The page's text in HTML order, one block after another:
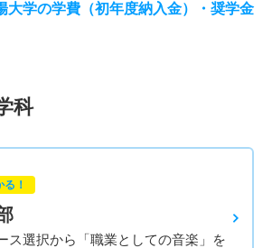
大学の学費（初年度納入金）・奨学金
科
！
ス選択から「職業としての音楽」を